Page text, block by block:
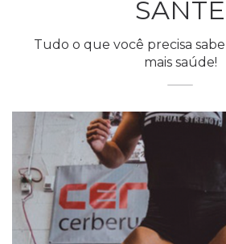
SANTÉ
Tudo o que você precisa
mais saúde!